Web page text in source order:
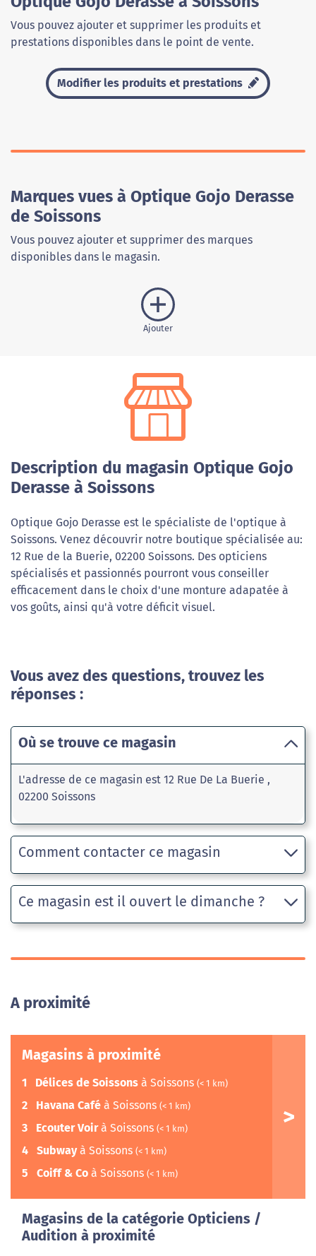
Vous pouvez ajouter et supprimer les produits et
prestations disponibles dans le point de vente.
Modifier les produits et prestations
Marques vues à Optique Gojo Derasse
de Soissons
Vous pouvez ajouter et supprimer des marques
disponibles dans le magasin.
Ajouter
Description du magasin Optique Gojo
Derasse à Soissons
Optique Gojo Derasse est le spécialiste de l'optique à
Soissons. Venez découvrir notre boutique spécialisée au:
12 Rue de la Buerie, 02200 Soissons. Des opticiens
spécialisés et passionnés pourront vous conseiller
efficacement dans le choix d'une monture adapatée à
vos goûts, ainsi qu'à votre déficit visuel.
Vous avez des questions, trouvez les
réponses :
Où se trouve ce magasin
L'adresse de ce magasin est 12 Rue De La Buerie ,
02200 Soissons
Comment contacter ce magasin
Ce magasin est il ouvert le dimanche ?
A proximité
Magasins à proximité
1 Délices de Soissons à Soissons (< 1 km)
2 Havana Café à Soissons (< 1 km)
3 Ecouter Voirà Soissons (< 1 km)
4 Subwayà Soissons (< 1 km)
5 Coiff & Co à Soissons (< 1 km)
Magasins de la catégorie Opticiens /
Audition à proximité